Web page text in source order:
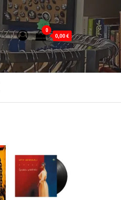
0
0,00€